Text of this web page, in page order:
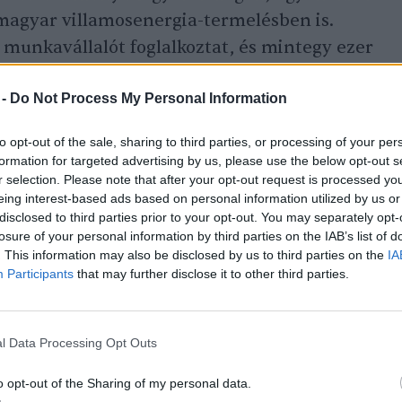
Do Not Process My Personal Information
opt-out of the sale, sharing to third parties, or processing of your
for targeted advertising by us, please use the below opt-out
selection. Please note that after your opt-out request is processed
interest-based ads based on personal information utilized by us
to third parties prior to your opt-out. You may separately
of your personal information by third parties on the IAB’s list of
This information may also be disclosed by us to third parties on the
Participants that may further disclose it to other third parties.
Data Processing Opt Outs
opt-out of the Sharing of my personal data.
villamosenergia-termelésben is.
foglalkoztat, és mintegy ezer
a tevékenységétől.
a környezetbarát
a térség
teremtsen az
fejlesztésért, energia- és